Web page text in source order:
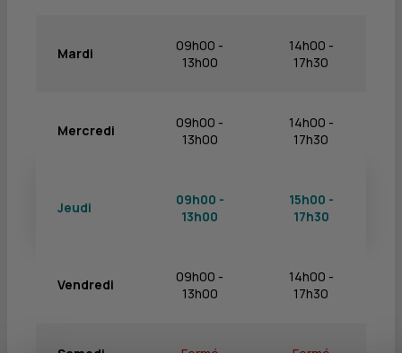
Mardi
09h00 -
13h00
14h00 -
17h30
Mercredi
09h00 -
13h00
14h00 -
17h30
Jeudi
09h00 -
13h00
15h00 -
17h30
Vendredi
09h00 -
13h00
14h00 -
17h30